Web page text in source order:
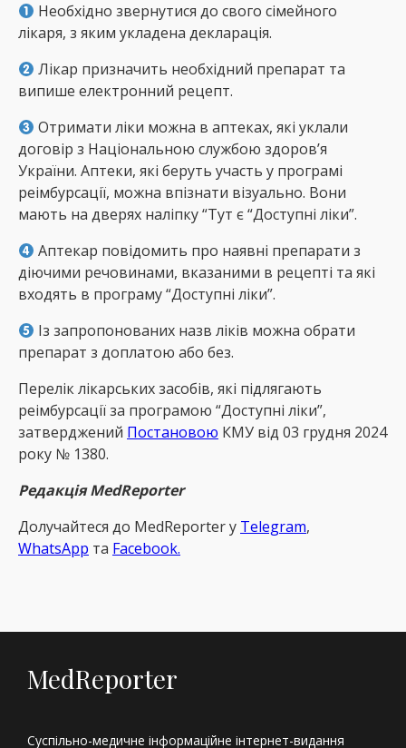
Необхідно звернутися до свого сімейного
лікаря, з яким укладена декларація.
Лікар призначить необхідний препарат та
випише електронний рецепт.
Отримати ліки можна в аптеках, які уклали
договір з Національною службою здоров’я
України. Аптеки, які беруть участь у програмі
реімбурсації, можна впізнати візуально. Вони
мають на дверях наліпку “Тут є “Доступні ліки”.
Аптекар повідомить про наявні препарати з
діючими речовинами, вказаними в рецепті та які
входять в програму “Доступні ліки”.
Із запропонованих назв ліків можна обрати
препарат з доплатою або без.
Перелік лікарських засобів, які підлягають
реімбурсації за програмою “Доступні ліки”,
затверджений Постановою КМУ від 03 грудня 2024
року № 1380.
Редакція MedReporter
Долучайтеся до MedReрorter у Telegram,
WhatsApp та Facebook.
MedReporter
Суспільно-медичне інформаційне інтернет-видання